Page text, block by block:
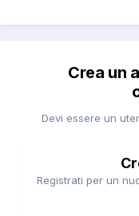
Crea un
Devi essere un
Registrati per un